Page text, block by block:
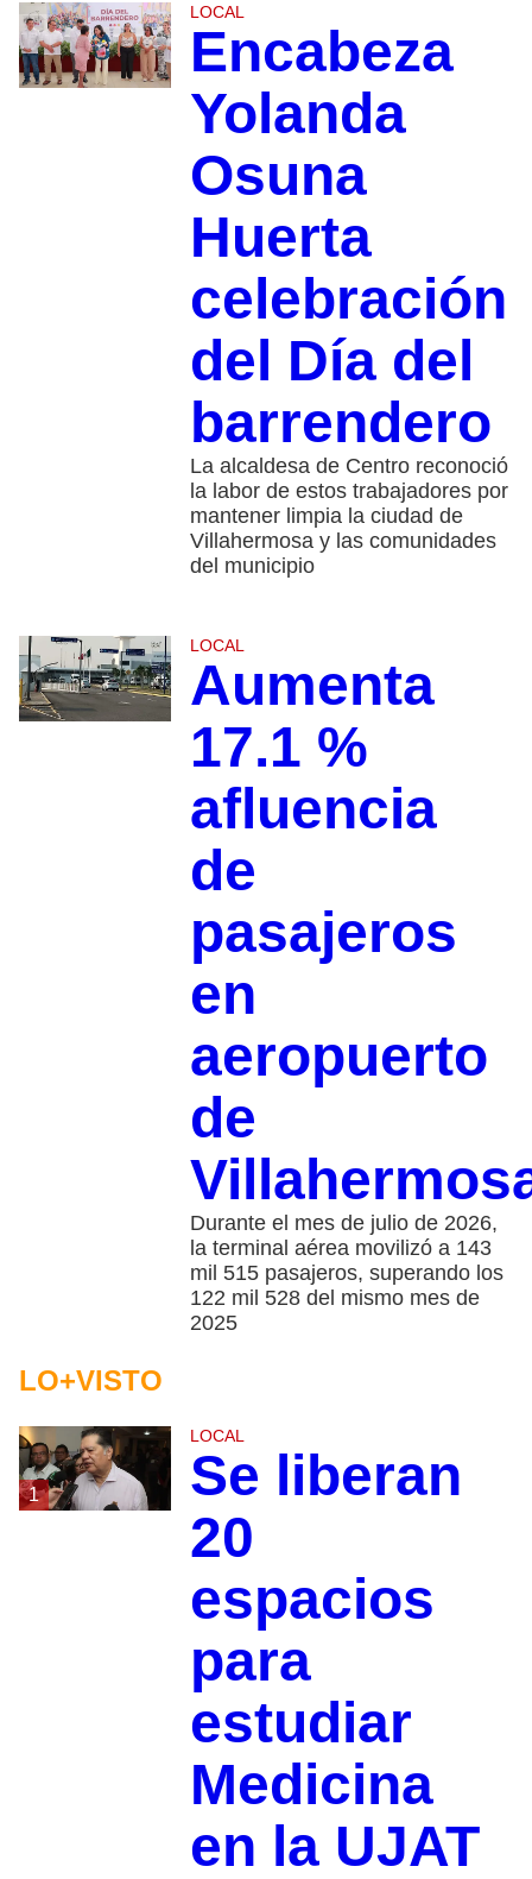
LOCAL
Encabeza
Yolanda
Osuna
Huerta
celebración
del Día del
barrendero
La alcaldesa de Centro reconoció
la labor de estos trabajadores por
mantener limpia la ciudad de
Villahermosa y las comunidades
del municipio
LOCAL
Aumenta
17.1 %
afluencia
de
pasajeros
en
aeropuerto
de
Durante el mes de julio de 2026,
la terminal aérea movilizó a 143
mil 515 pasajeros, superando los
122 mil 528 del mismo mes de
2025
LO+VISTO
1
LOCAL
Se liberan
20
espacios
para
estudiar
Medicina
en la UJAT